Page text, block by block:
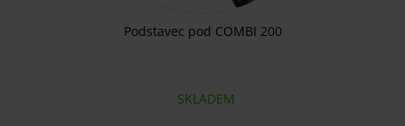
Podstavec pod COMBI 200
SKLADEM